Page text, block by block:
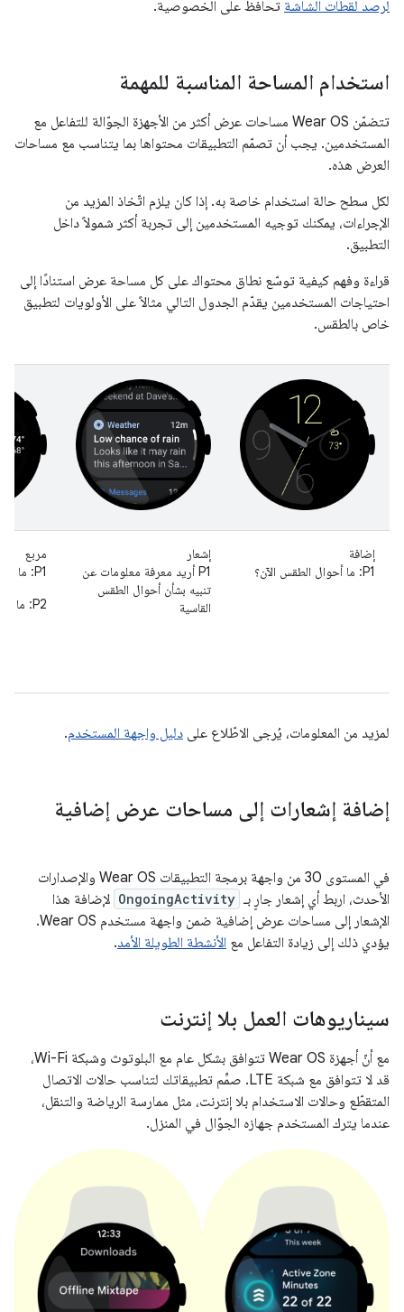
لرصد لقطات الشاشة تحافظ على الخصوصية.
استخدام المساحة المناسبة للمهمة
تتضمّن Wear OS مساحات عرض أكثر من الأجهزة الجوّالة للتفاعل مع
المستخدمين. يجب أن تصمّم التطبيقات محتواها بما يتناسب مع مساحات
العرض هذه.
لكل سطح حالة استخدام خاصة به. إذا كان يلزم اتّخاذ المزيد من
الإجراءات، يمكنك توجيه المستخدمين إلى تجربة أكثر شمولاً داخل
التطبيق.
قراءة وفهم كيفية توسّع نطاق محتواك على كل مساحة عرض استنادًا إلى
احتياجات المستخدمين يقدّم الجدول التالي مثالاً على الأولويات لتطبيق
خاص بالطقس.
إضافة
P1: ما أحوال الطقس الآن؟
إشعار
P1 أريد معرفة معلومات عن
تنبيه بشأن أحوال الطقس
القاسية
مربع
P1: ما أحوال الطقس الآن؟
P2: ما حالة الطقس اليوم؟
لمزيد من المعلومات، يُرجى الاطّلاع على دليل واجهة المستخدم.
إضافة إشعارات إلى مساحات عرض إضافية
في المستوى 30 من واجهة برمجة التطبيقات Wear OS والإصدارات
الأحدث، اربط أي إشعار جارٍ بـ OngoingActivity لإضافة هذا
الإشعار إلى مساحات عرض إضافية ضمن واجهة مستخدم Wear OS.
يؤدي ذلك إلى زيادة التفاعل مع الأنشطة الطويلة الأمد.
سيناريوهات العمل بلا إنترنت
مع أنّ أجهزة Wear OS تتوافق بشكل عام مع البلوتوث وشبكة Wi-Fi،
قد لا تتوافق مع شبكة LTE. صمِّم تطبيقاتك لتناسب حالات الاتصال
المتقطّع وحالات الاستخدام بلا إنترنت، مثل ممارسة الرياضة والتنقل،
عندما يترك المستخدم جهازه الجوّال في المنزل.